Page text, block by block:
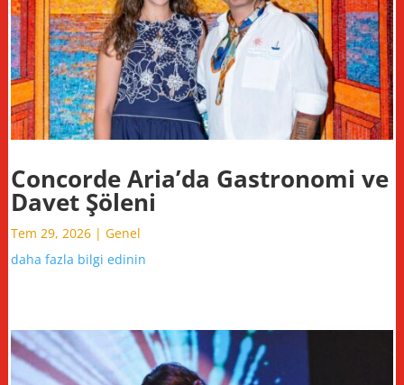
Concorde Aria’da Gastronomi ve
Davet Şöleni
Tem 29, 2026 | Genel
daha fazla bilgi edinin